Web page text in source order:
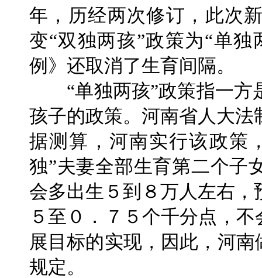
年，历经两次修订，此次
变“双独两孩”政策为“单
例》还取消了生育间隔。
“单独两孩”政策指一方
孩子的政策。河南省人大
据测算，河南实行该政策
独”夫妻全部生育第二个子
会多出生５到８万人左右
５至０．７５个千分点，
展目标的实现，因此，河
规定。